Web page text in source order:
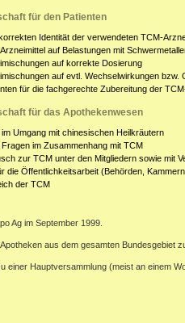
für den Patienten
Identität der verwendeten TCM-
auf Belastungen mit
auf korrekte Dosierung
auf evtl. Wechselwirkungen
für die fachgerechte Zubereitung der
für das Apothekenwesen
Umgang mit chinesischen Heilkräutern
im Zusammenhang mit TCM
zur TCM unter den Mitgliedern sowie mit
die Öffentlichkeitsarbeit (Behörden,
der TCM
Ag im September 1999.
aus dem gesamten Bundesgebiet
einer Hauptversammlung (meist an einem